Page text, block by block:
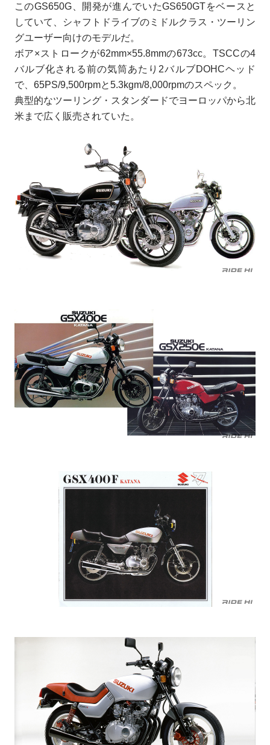
このGS650G、開発が進んでいたGS650GTをベースと
していて、シャフトドライブのミドルクラス・ツーリン
グユーザー向けのモデルだ。
ボア×ストロークが62mm×55.8mmの673cc。TSCCの4
バルブ化される前の気筒あたり2バルブDOHCヘッド
で、65PS/9,500rpmと5.3kgm/8,000rpmのスペック。
典型的なツーリング・スタンダードでヨーロッパから北
米まで広く販売されていた。